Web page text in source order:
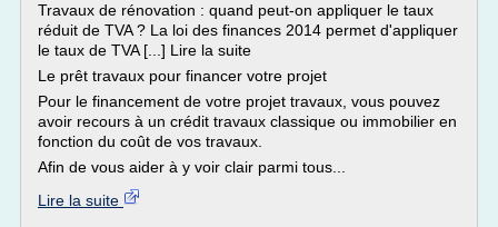
Travaux de rénovation : quand peut-on appliquer le taux
réduit de TVA ? La loi des finances 2014 permet d'appliquer
le taux de TVA [...] Lire la suite
Le prêt travaux pour financer votre projet
Pour le financement de votre projet travaux, vous pouvez
avoir recours à un crédit travaux classique ou immobilier en
fonction du coût de vos travaux.
Afin de vous aider à y voir clair parmi tous...
Lire la suite